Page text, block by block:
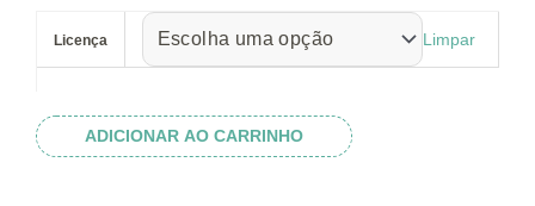
através
R$ 65.92
Licença Limpar
quantidade
ADICIONAR AO CARRINHO